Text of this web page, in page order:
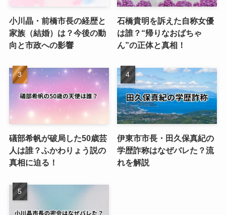
小川晶・前橋市長の経歴と
家族（結婚）は？今後の動
向と市政への影響
石橋貴明を訴えた自称女優
は誰？“帰りなおばちゃ
ん”の正体と真相！
礒部希帆が破局した50歳芸
人は誰？ふかわりょう説の
真相に迫る！
伊東市市長・田久保真紀の
学歴詐称はなぜバレた？流
れを解説